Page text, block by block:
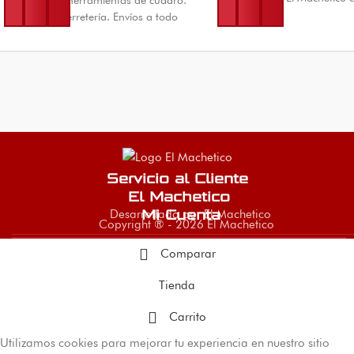
Para taller y ferretería. Envíos a todo
Servicio al Cliente
El Machetico
Mi Cuenta
Desarrollado por El Machetico
Copyright ® - 2026 El Machetico
Comparar
Tienda
Carrito
Utilizamos cookies para mejorar tu experiencia en nuestro sitio